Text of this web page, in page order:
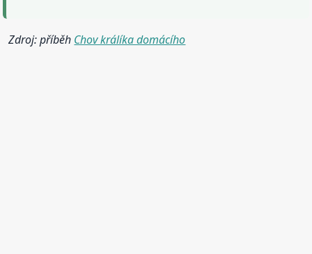
Zdroj: příběh Chov králíka domácího